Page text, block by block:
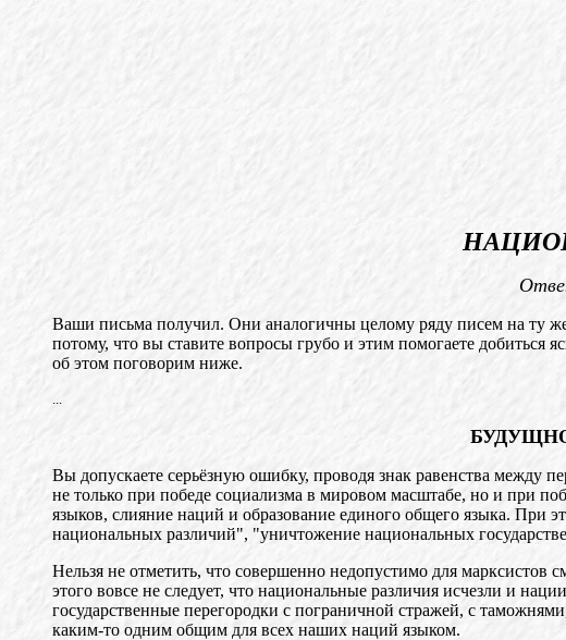
Ваши письма получил. Они аналогичны целому ряду писем на ту
потому, что вы ставите вопросы грубо и этим помогаете добиться
об этом поговорим ниже.
...
Вы допускаете серьёзную ошибку, проводя знак равенства между
не только при победе социализма в мировом масштабе, но и при
языков, слияние наций и образование единого общего языка.
национальных различий", "уничтожение национальных
Нельзя не отметить, что совершенно недопустимо для
этого вовсе не следует, что национальные различия исчезли и
государственные перегородки с пограничной стражей, с
каким-то одним общим для всех наших наций языком.